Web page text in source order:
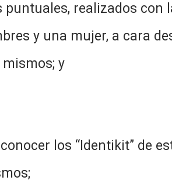
realizados
y una mujer, a cara
y
los “Identikit” de